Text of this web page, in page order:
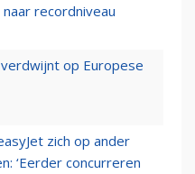
recordniveau
op Europese
zich op ander
‘Eerder concurreren